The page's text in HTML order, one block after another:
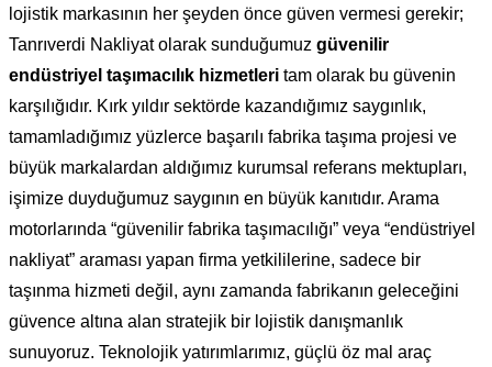
lojistik markasının her şeyden önce güven vermesi gerekir;
Tanrıverdi Nakliyat olarak sunduğumuz güvenilir
endüstriyel taşımacılık hizmetleri tam olarak bu güvenin
karşılığıdır. Kırk yıldır sektörde kazandığımız saygınlık,
tamamladığımız yüzlerce başarılı fabrika taşıma projesi ve
büyük markalardan aldığımız kurumsal referans mektupları,
işimize duyduğumuz saygının en büyük kanıtıdır. Arama
motorlarında “güvenilir fabrika taşımacılığı” veya “endüstriyel
nakliyat” araması yapan firma yetkililerine, sadece bir
taşınma hizmeti değil, aynı zamanda fabrikanın geleceğini
güvence altına alan stratejik bir lojistik danışmanlık
sunuyoruz. Teknolojik yatırımlarımız, güçlü öz mal araç